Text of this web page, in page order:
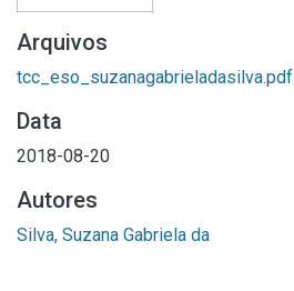
Arquivos
tcc_eso_suzanagabrieladasilva.pdf
Data
2018-08-20
Autores
Silva, Suzana Gabriela da